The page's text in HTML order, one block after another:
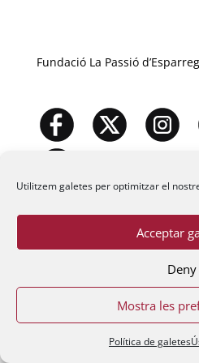
Utilitzem galetes per optimitzar el
Acceptar
Deny
Mostra les
Política de galetes
Fundació La Passió